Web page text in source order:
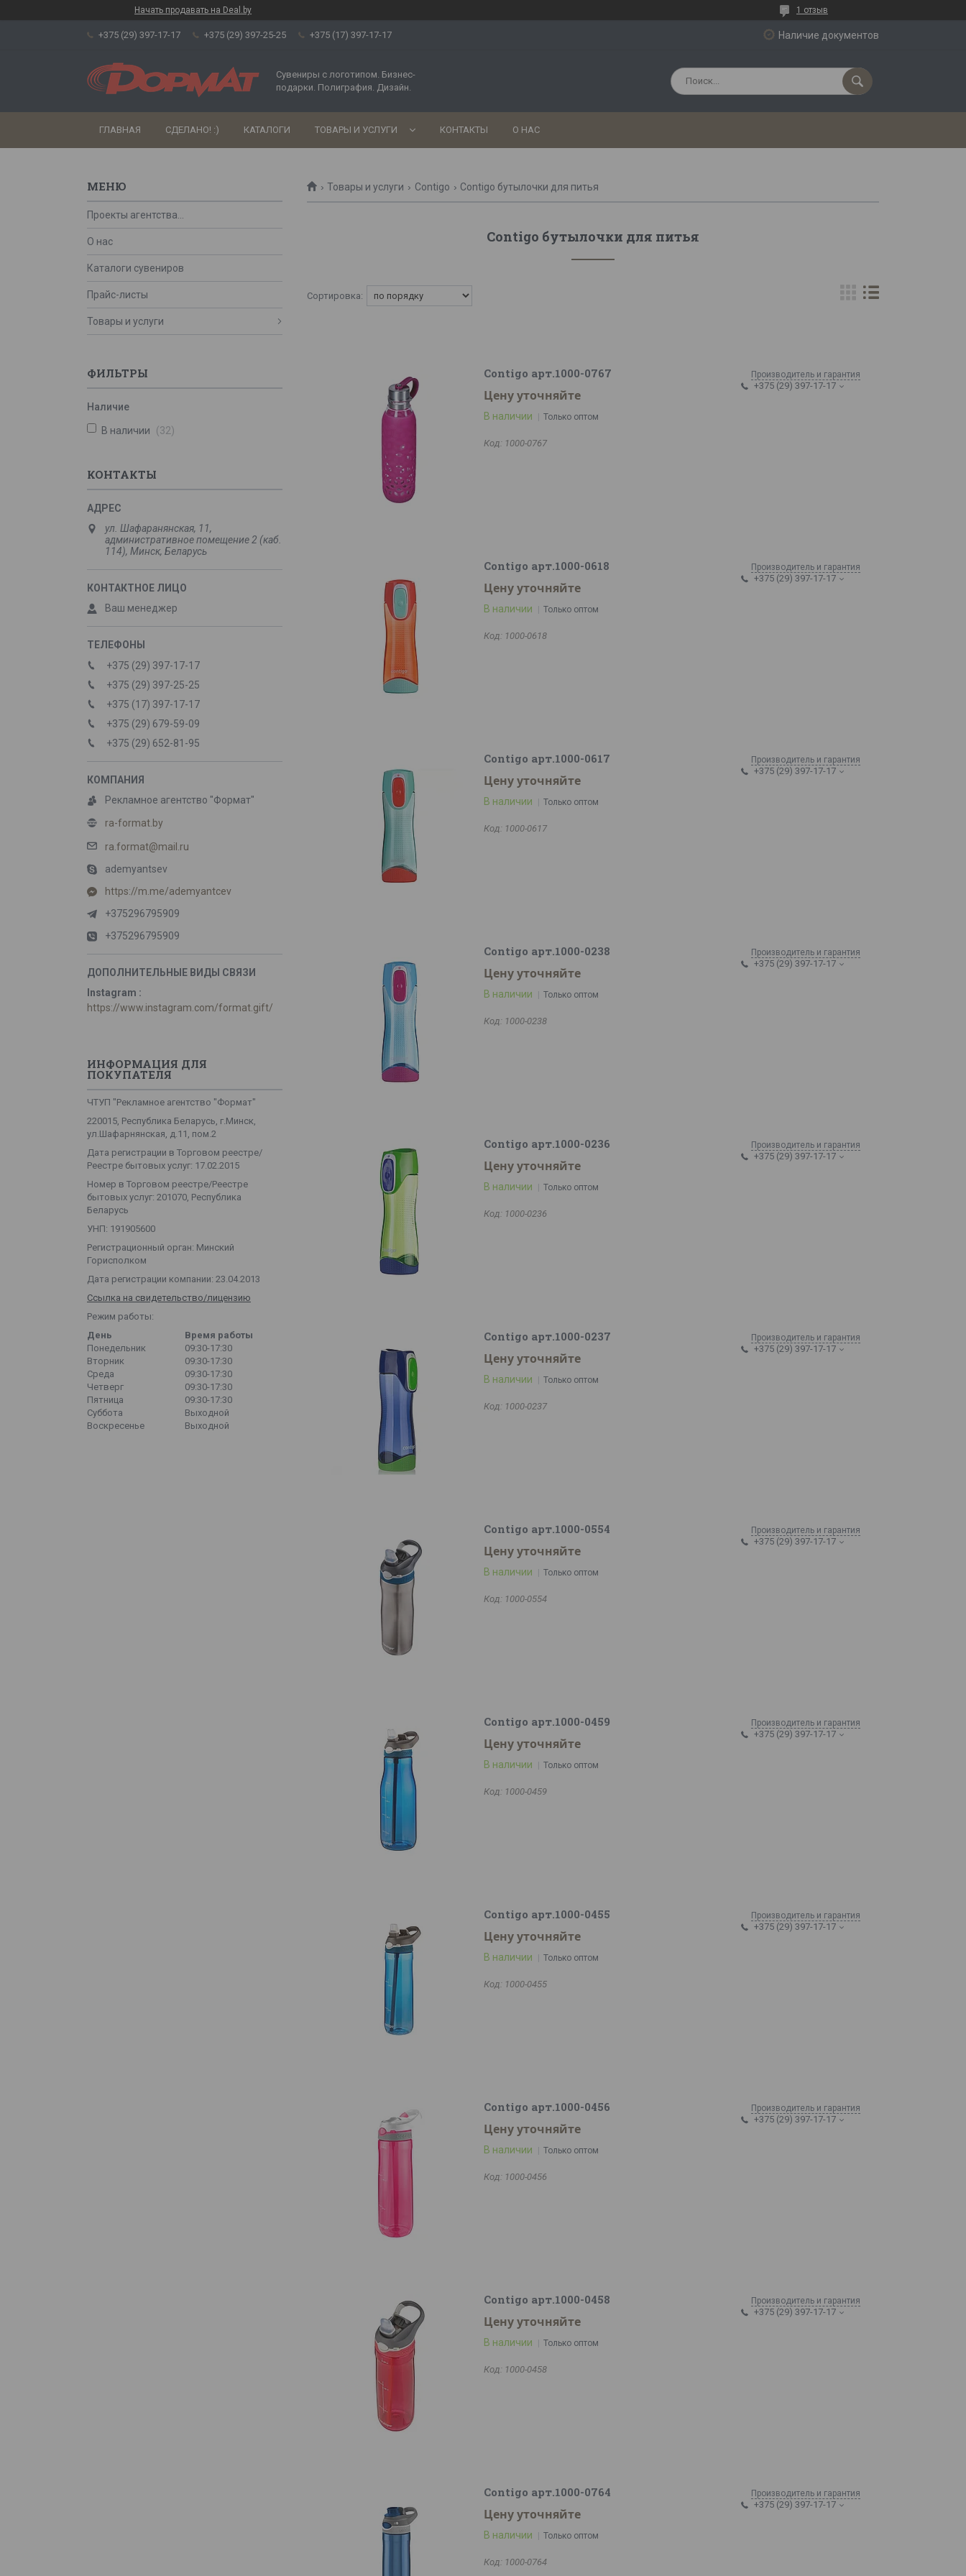
Начать продавать на Deal.by 1 отзыв
+375 (29) 397-17-17 +375 (29) 397-25-25 +375 (17) 397-17-17 Наличие документов
Сувениры с логотипом. Бизнес-
подарки. Полиграфия. Дизайн.
ГЛАВНАЯ СДЕЛАНО! :) КАТАЛОГИ ТОВАРЫ И УСЛУГИ КОНТАКТЫ О НАС
Товары и услуги Contigo Contigo бутылочки для питья
Contigo бутылочки для питья
Производитель и гарантия
+375 (29) 397-17-17
Contigo арт.1000-0767
Цену уточняйте
В наличии Только оптом
1000-0767
Производитель и гарантия
+375 (29) 397-17-17
Contigo арт.1000-0618
Цену уточняйте
В наличии Только оптом
1000-0618
Производитель и гарантия
+375 (29) 397-17-17
Contigo арт.1000-0617
Цену уточняйте
В наличии Только оптом
1000-0617
Производитель и гарантия
+375 (29) 397-17-17
Contigo арт.1000-0238
Цену уточняйте
В наличии Только оптом
1000-0238
Производитель и гарантия
+375 (29) 397-17-17
Contigo арт.1000-0236
Цену уточняйте
В наличии Только оптом
1000-0236
Производитель и гарантия
+375 (29) 397-17-17
Contigo арт.1000-0237
Цену уточняйте
В наличии Только оптом
1000-0237
Производитель и гарантия
+375 (29) 397-17-17
Contigo арт.1000-0554
Цену уточняйте
В наличии Только оптом
1000-0554
Производитель и гарантия
+375 (29) 397-17-17
Contigo арт.1000-0459
Цену уточняйте
В наличии Только оптом
1000-0459
Производитель и гарантия
+375 (29) 397-17-17
Contigo арт.1000-0455
Цену уточняйте
В наличии Только оптом
1000-0455
Производитель и гарантия
+375 (29) 397-17-17
Contigo арт.1000-0456
Цену уточняйте
В наличии Только оптом
1000-0456
Производитель и гарантия
+375 (29) 397-17-17
Contigo арт.1000-0458
Цену уточняйте
В наличии Только оптом
1000-0458
Производитель и гарантия
+375 (29) 397-17-17
Contigo арт.1000-0764
Цену уточняйте
В наличии Только оптом
1000-0764
Проекты агентства...
О нас
Каталоги сувениров
Прайс-листы
Товары и услуги
ФИЛЬТРЫ
Наличие
В наличии 32
КОНТАКТЫ
ул. Шафаранянская, 11,
административное помещение 2 (каб.
114), Минск, Беларусь
Ваш менеджер
+375 (29) 397-17-17
+375 (29) 397-25-25
+375 (17) 397-17-17
+375 (29) 679-59-09
+375 (29) 652-81-95
Рекламное агентство "Формат"
ra-format.by
ra.format@mail.ru
ademyantsev
https://m.me/ademyantcev
+375296795909
+375296795909
Instagram
https://www.instagram.com/format.gift/
ИНФОРМАЦИЯ ДЛЯ
ПОКУПАТЕЛЯ
ЧТУП "Рекламное агентство "Формат"
220015, Республика Беларусь, г.Минск,
ул.Шафарнянская, д.11, пом.2
Дата регистрации в Торговом реестре/
Реестре бытовых услуг: 17.02.2015
Номер в Торговом реестре/Реестре
бытовых услуг: 201070, Республика
Беларусь
УНП: 191905600
Регистрационный орган: Минский
Горисполком
Дата регистрации компании: 23.04.2013
Ссылка на свидетельство/лицензию
Режим работы:
День
Время работы
Понедельник
09:30-17:30
Вторник
09:30-17:30
Среда
09:30-17:30
Четверг
09:30-17:30
Пятница
09:30-17:30
Суббота
Выходной
Воскресенье
Выходной